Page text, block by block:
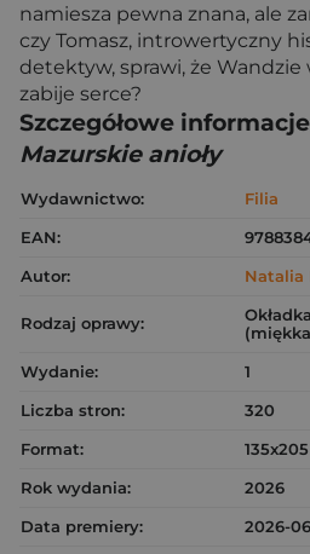
namiesza pewna znana, ale
czy Tomasz, introwertyczny
detektyw, sprawi, że
zabije serce?
Szczegółowe
Mazurskie anioły
Wydawnictwo:
Filia
EAN:
Autor:
Natalia
Rodzaj oprawy:
Wydanie:
1
Liczba stron:
320
Format:
135x205
Rok wydania:
2026
Data premiery:
2026-